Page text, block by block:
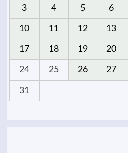
3 4 5 6
10 11 12 13
17 18 19 20
24 25 26 27
31